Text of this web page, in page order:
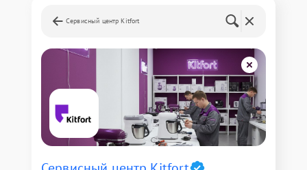
Сервисный центр Kitfort